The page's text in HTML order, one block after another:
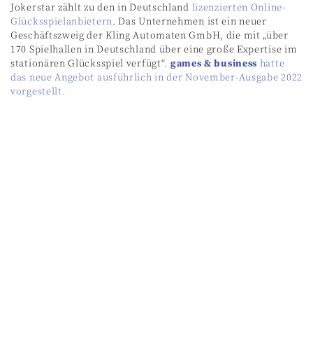
Jokerstar zählt zu den in Deutschland lizenzierten Online-
Glücksspielanbietern. Das Unternehmen ist ein neuer
Geschäftszweig der Kling Automaten GmbH, die mit „über
170 Spielhallen in Deutschland über eine große Expertise im
stationären Glücksspiel verfügt“. games & business hatte
das neue Angebot ausführlich in der November-Ausgabe 2022
vorgestellt.